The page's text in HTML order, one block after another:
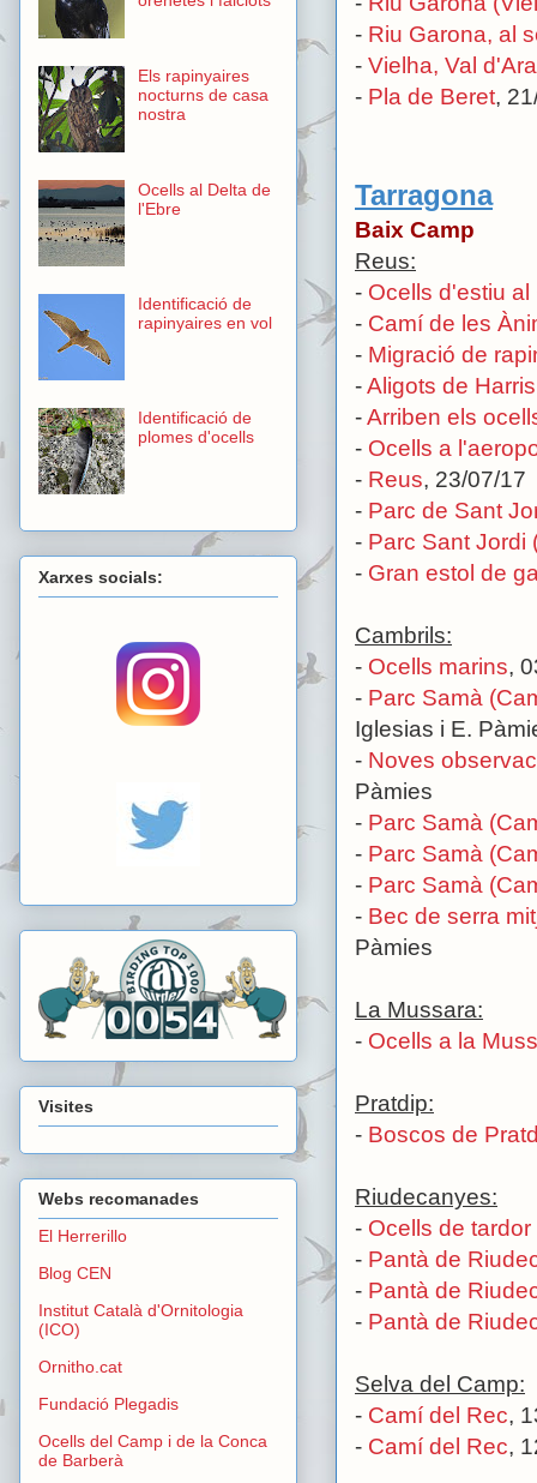
- Riu Garona, al
- Vielha, Val
- Pla de Beret,
Tarragona
Baix Camp
Reus:
- Ocells d'estiu
- Camí de les
- Migració de
-Aligots de
-Arriben els
- Ocells a
- Reus, 23/07/17
- Parc de Sant
- Parc Sant Jordi
- Gran estol de
Cambrils:
- Ocells marins,
- Parc Samà
Iglesias i E.
- Noves
Pàmies
- Parc Samà
- Parc Samà
- Parc Samà
- Bec de serra
Pàmies
La Mussara:
- Ocells a la
Pratdip:
- Boscos de
Riudecanyes:
- Ocells de
- Pantà de
- Pantà de
- Pantà de
Selva del Camp:
- Camí del Rec,
- Camí del Rec,
Els rapinyaires
nocturns de casa
nostra
Ocells al Delta de
l'Ebre
Identificació de
rapinyaires en vol
Identificació de
plomes d'ocells
Xarxes socials:
Visites
Webs recomanades
El Herrerillo
Blog CEN
Institut Català d'Ornitologia
(ICO)
Ornitho.cat
Fundació Plegadis
Ocells del Camp i de la Conca
de Barberà